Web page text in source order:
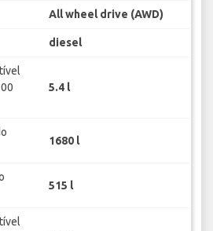
All wheel drive (AWD)
diesel
5.4 l
1680 l
515 l